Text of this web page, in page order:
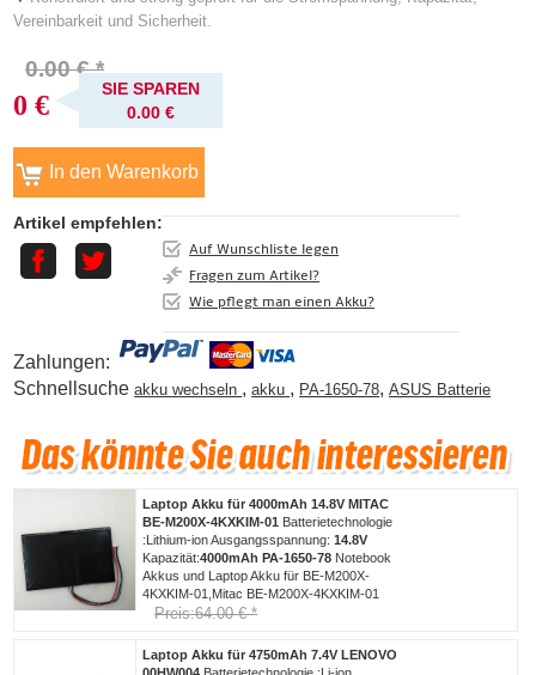
Vereinbarkeit und Sicherheit.
0.00 € *
0 €
SIE SPAREN
0.00 €
Artikel empfehlen:
Auf Wunschliste legen
Fragen zum Artikel?
Wie pflegt man einen Akku?
Zahlungen:
Schnellsucheakku wechseln ,akku , PA-1650-78,ASUS Batterie
Laptop Akku für 4000mAh 14.8V MITAC
BE-M200X-4KXKIM-01 Batterietechnologie
:Lithium-ion Ausgangsspannung:14.8V
Kapazität:4000mAh PA-1650-78 Notebook
Akkus und Laptop Akku für BE-M200X-
4KXKIM-01,Mitac BE-M200X-4KXKIM-01
Preis:64.00 € *
Laptop Akku für 4750mAh 7.4V LENOVO